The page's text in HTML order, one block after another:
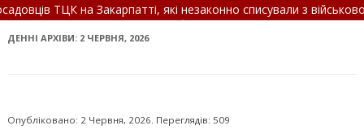
які незаконно списували з військового обліку
ДТП: подробиці трагедії (+ФОТО)• 7 серпня: це цікаво
ДЕННІ АРХІВИ: 2 ЧЕРВНЯ, 2026
Опубліковано: 2 Червня, 2026. Переглядів: 509